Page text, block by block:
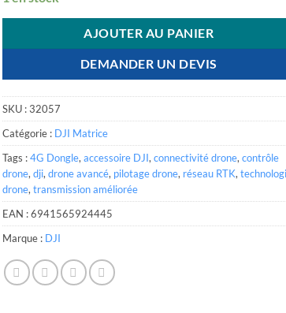
AJOUTER AU PANIER
DEMANDER UN DEVIS
SKU :32057
Catégorie : DJI Matrice
Tags :4G Dongle,accessoire DJI,connectivité drone,contrôle
drone,dji,drone avancé, pilotage drone, réseau RTK,
drone,transmission améliorée
EAN :6941565924445
Marque : DJI